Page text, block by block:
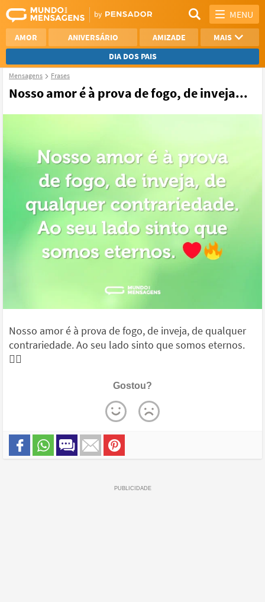
MENU
AMOR ANIVERSÁRIO AMIZADE
MAIS
DIA DOS PAIS
REFLEXÃO
AGRADECIMENTO
Mensagens Frases
Nosso amor é à prova de fogo, de inveja...
Nosso amor é à prova de fogo, de inveja, de qualquer
contrariedade. Ao seu lado sinto que somos eternos.
❤️‍🔥
Gostou?